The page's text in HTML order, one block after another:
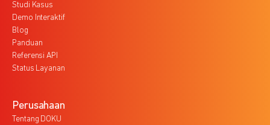
Studi Kasus
Demo Interaktif
Blog
Panduan
Referensi API
Status Layanan
Perusahaan
Tentang DOKU